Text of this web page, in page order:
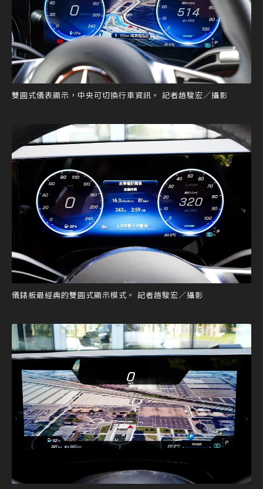
雙圓式儀表顯示，中央可切換行車資訊。 記者趙駿宏／攝影
儀錶板最經典的雙圓式顯示模式。 記者趙駿宏／攝影